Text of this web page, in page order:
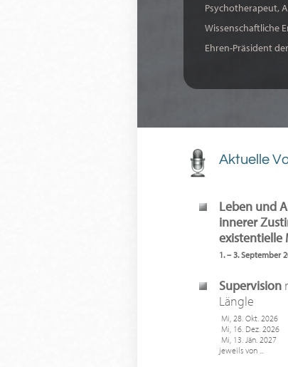
Psychotherapeut,
Wissenschaftliche
Ehren-Präsident
Aktuelle
Leben und
innerer
existentielle
1. – 3. September
Supervision
Längle
Mi, 28. Okt. 2026
Mi, 16. Dez. 2026
Mi, 13. Jän. 2027
jeweils von ...